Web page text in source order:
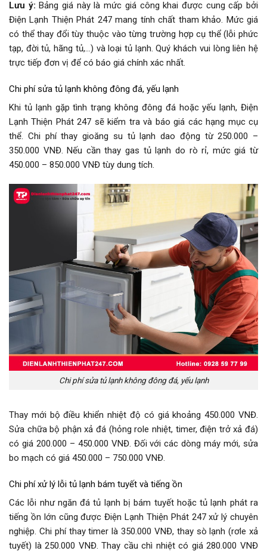
Lưu ý: Bảng giá này là mức giá công khai được cung cấp bởi
Điện Lạnh Thiện Phát 247 mang tính chất tham khảo. Mức giá
có thể thay đổi tùy thuộc vào từng trường hợp cụ thể (lỗi phức
tạp, đời tủ, hãng tủ,…) và loại tủ lạnh. Quý khách vui lòng liên hệ
trực tiếp đơn vị để có báo giá chính xác nhất.
Chi phí sửa tủ lạnh không đông đá, yếu lạnh
Khi tủ lạnh gặp tình trạng không đông đá hoặc yếu lạnh, Điện
Lạnh Thiện Phát 247 sẽ kiểm tra và báo giá các hạng mục cụ
thể. Chi phí thay gioăng su tủ lạnh dao động từ 250.000 –
350.000 VNĐ. Nếu cần thay gas tủ lạnh do rò rỉ, mức giá từ
450.000 – 850.000 VNĐ tùy dung tích.
Chi phí sửa tủ lạnh không đông đá, yếu lạnh
Thay mới bộ điều khiển nhiệt độ có giá khoảng 450.000 VNĐ.
Sửa chữa bộ phận xả đá (hỏng role nhiệt, timer, điện trở xả đá)
có giá 200.000 – 450.000 VNĐ. Đối với các dòng máy mới, sửa
bo mạch có giá 450.000 – 750.000 VNĐ.
Chi phí xử lý lỗi tủ lạnh bám tuyết và tiếng ồn
Các lỗi như ngăn đá tủ lạnh bị bám tuyết hoặc tủ lạnh phát ra
tiếng ồn lớn cũng được Điện Lạnh Thiện Phát 247 xử lý chuyên
nghiệp. Chi phí thay timer là 350.000 VNĐ, thay sò lạnh (rơle xả
tuyết) là 250.000 VNĐ. Thay cầu chì nhiệt có giá 280.000 VNĐ